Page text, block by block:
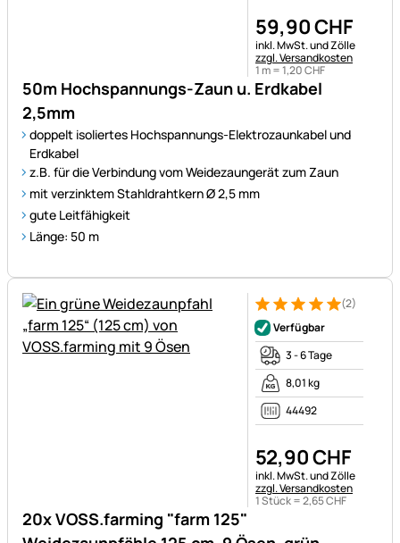
50m Hochspannungs-Zaun u. Erdkabel
2,5mm
doppelt isoliertes Hochspannungs-Elektrozaunkabel und
Erdkabel
z.B. für die Verbindung vom Weidezaungerät zum Zaun
mit verzinktem Stahldrahtkern Ø 2,5 mm
gute Leitfähigkeit
Länge: 50 m
59,90CHF
Steuerhinweis:
inkl. MwSt. und Zölle
zzgl. Versandkosten
1 m =1,20CHF
20x VOSS.farming "farm 125"
Bewertung: 5 von 5 (2
2 Bewertungen
(2)
Verfügbar
3 - 6 Tage
8,01 kg
44492
52,90CHF
Steuerhinweis:
inkl. MwSt. und Zölle
zzgl. Versandkosten
1 Stück =2,65CHF